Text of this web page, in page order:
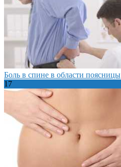
Боль в спине в области поясницы
17